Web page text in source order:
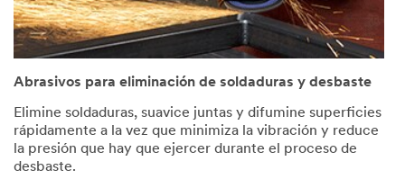
Abrasivos para eliminación de soldaduras y desbaste
Elimine soldaduras, suavice juntas y difumine superficies
rápidamente a la vez que minimiza la vibración y reduce
la presión que hay que ejercer durante el proceso de
desbaste.